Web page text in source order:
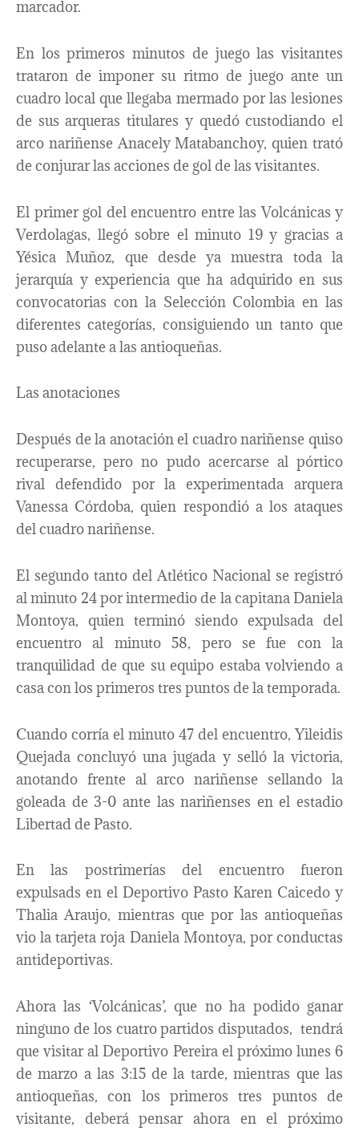
marcador.
En los primeros minutos de juego las visitantes
trataron de imponer su ritmo de juego ante un
cuadro local que llegaba mermado por las lesiones
de sus arqueras titulares y quedó custodiando el
arco nariñense Anacely Matabanchoy, quien trató
de conjurar las acciones de gol de las visitantes.
El primer gol del encuentro entre las Volcánicas y
Verdolagas, llegó sobre el minuto 19 y gracias a
Yésica Muñoz, que desde ya muestra toda la
jerarquía y experiencia que ha adquirido en sus
convocatorias con la Selección Colombia en las
diferentes categorías, consiguiendo un tanto que
puso adelante a las antioqueñas.
Las anotaciones
Después de la anotación el cuadro nariñense quiso
recuperarse, pero no pudo acercarse al pórtico
rival defendido por la experimentada arquera
Vanessa Córdoba, quien respondió a los ataques
del cuadro nariñense.
El segundo tanto del Atlético Nacional se registró
al minuto 24 por intermedio de la capitana Daniela
Montoya, quien terminó siendo expulsada del
encuentro al minuto 58, pero se fue con la
tranquilidad de que su equipo estaba volviendo a
casa con los primeros tres puntos de la temporada.
Cuando corría el minuto 47 del encuentro, Yileidis
Quejada concluyó una jugada y selló la victoria,
anotando frente al arco nariñense sellando la
goleada de 3-0 ante las nariñenses en el estadio
Libertad de Pasto.
En las postrimerías del encuentro fueron
expulsads en el Deportivo Pasto Karen Caicedo y
Thalia Araujo, mientras que por las antioqueñas
vio la tarjeta roja Daniela Montoya, por conductas
antideportivas.
Ahora las ‘Volcánicas’, que no ha podido ganar
ninguno de los cuatro partidos disputados, tendrá
que visitar al Deportivo Pereira el próximo lunes 6
de marzo a las 3:15 de la tarde, mientras que las
antioqueñas, con los primeros tres puntos de
visitante, deberá pensar ahora en el próximo